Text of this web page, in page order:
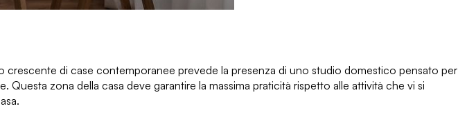
crescente di case contemporanee prevede la presenza di uno studio domestico pensato per
zona della casa deve garantire la massima praticità rispetto alle attività che vi si
.